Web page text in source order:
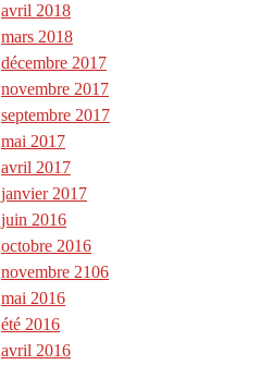
avril 2018
mars 2018
décembre 2017
novembre 2017
septembre 2017
mai 2017
avril 2017
janvier 2017
juin 2016
octobre 2016
novembre 2106
mai 2016
été 2016
avril 2016